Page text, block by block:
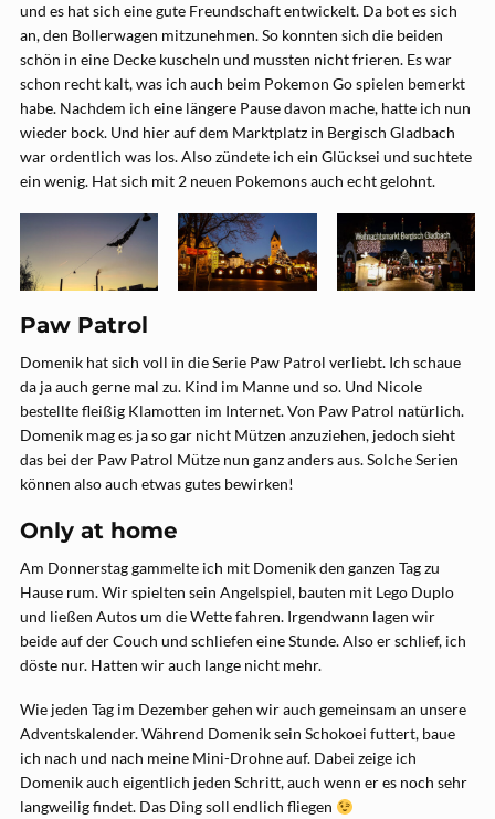
und es hat sich eine gute Freundschaft entwickelt. Da bot es sich
an, den Bollerwagen mitzunehmen. So konnten sich die beiden
schön in eine Decke kuscheln und mussten nicht frieren. Es war
schon recht kalt, was ich auch beim Pokemon Go spielen bemerkt
habe. Nachdem ich eine längere Pause davon mache, hatte ich nun
wieder bock. Und hier auf dem Marktplatz in Bergisch Gladbach
war ordentlich was los. Also zündete ich ein Glücksei und suchtete
ein wenig. Hat sich mit 2 neuen Pokemons auch echt gelohnt.
Paw Patrol
Domenik hat sich voll in die Serie Paw Patrol verliebt. Ich schaue
da ja auch gerne mal zu. Kind im Manne und so. Und Nicole
bestellte fleißig Klamotten im Internet. Von Paw Patrol natürlich.
Domenik mag es ja so gar nicht Mützen anzuziehen, jedoch sieht
das bei der Paw Patrol Mütze nun ganz anders aus. Solche Serien
können also auch etwas gutes bewirken!
Only at home
Am Donnerstag gammelte ich mit Domenik den ganzen Tag zu
Hause rum. Wir spielten sein Angelspiel, bauten mit Lego Duplo
und ließen Autos um die Wette fahren. Irgendwann lagen wir
beide auf der Couch und schliefen eine Stunde. Also er schlief, ich
döste nur. Hatten wir auch lange nicht mehr.
Wie jeden Tag im Dezember gehen wir auch gemeinsam an unsere
Adventskalender. Während Domenik sein Schokoei futtert, baue
ich nach und nach meine Mini-Drohne auf. Dabei zeige ich
Domenik auch eigentlich jeden Schritt, auch wenn er es noch sehr
langweilig findet. Das Ding soll endlich fliegen